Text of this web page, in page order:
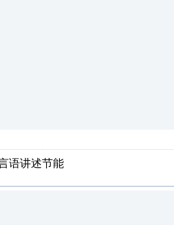
语讲述节能